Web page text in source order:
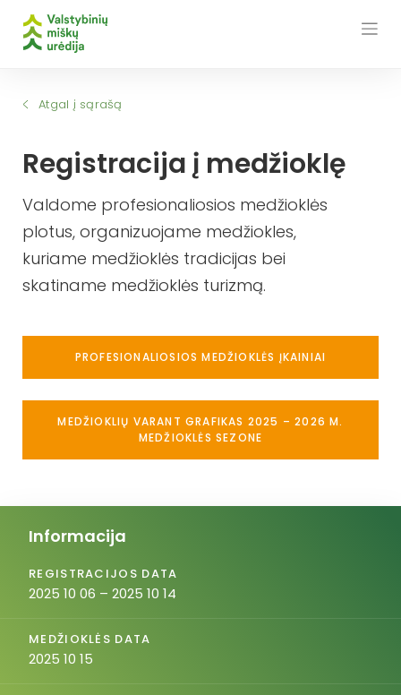
Atgal į sąrašą
Registracija į medžioklę
Valdome profesionaliosios medžioklės
plotus, organizuojame medžiokles,
kuriame medžioklės tradicijas bei
skatiname medžioklės turizmą.
PROFESIONALIOSIOS MEDŽIOKLĖS ĮKAINIAI
MEDŽIOKLIŲ VARANT GRAFIKAS 2025 – 2026 M.
MEDŽIOKLĖS SEZONE
Informacija
REGISTRACIJOS DATA
2025 10 06 – 2025 10 14
MEDŽIOKLĖS DATA
2025 10 15